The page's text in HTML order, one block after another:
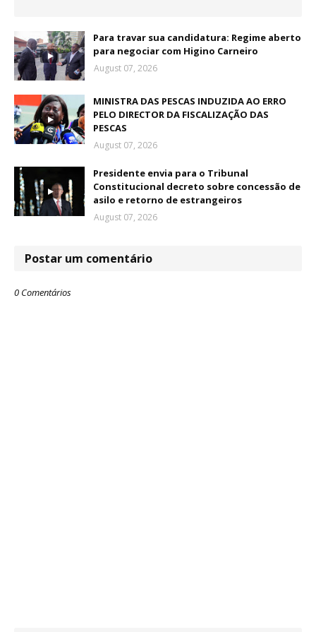
Para travar sua candidatura: Regime aberto
para negociar com Higino Carneiro
August 07, 2026
MINISTRA DAS PESCAS INDUZIDA AO ERRO
PELO DIRECTOR DA FISCALIZAÇÃO DAS
PESCAS
August 07, 2026
Presidente envia para o Tribunal
Constitucional decreto sobre concessão de
asilo e retorno de estrangeiros
August 07, 2026
Postar um comentário
0 Comentários